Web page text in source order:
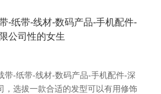
-纸带-线材-数码产品-手机配件-
公司性的女生
带-纸带-线材-数码产品-手机配件-深
，选拔一款合适的发型可以有用修饰